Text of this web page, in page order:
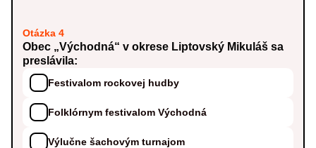
Otázka 4
Obec „Východná“ v okrese Liptovský Mikuláš sa
preslávila:
Festivalom rockovej hudby
Folklórnym festivalom Východná
Výlučne šachovým turnajom